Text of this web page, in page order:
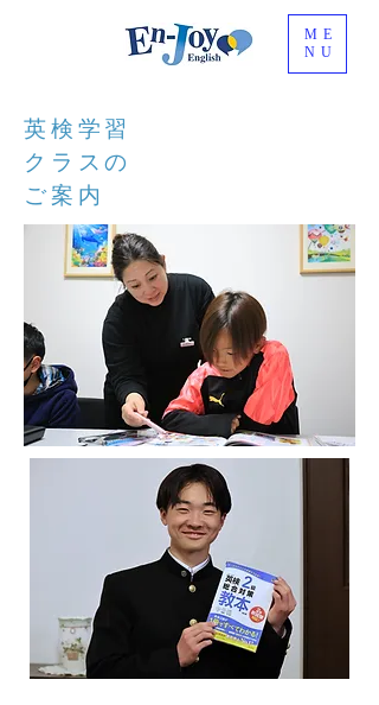
ME
NU
英検学習
クラスの
ご案内